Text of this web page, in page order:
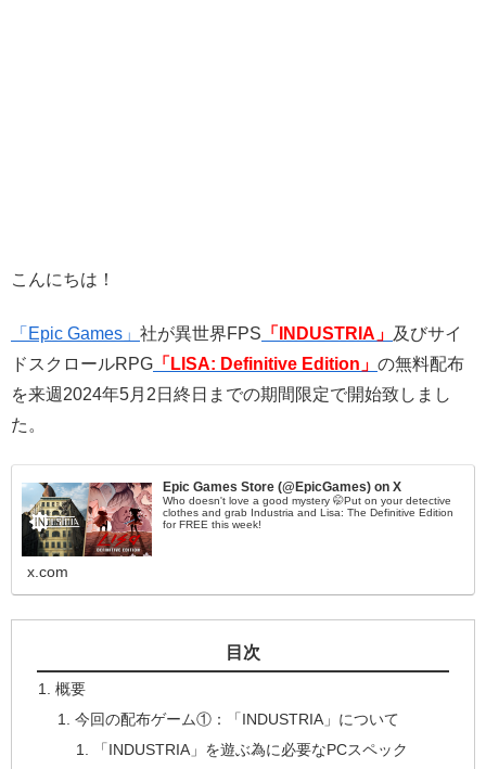
こんにちは！
「Epic Games」 社が異世界FPS 「INDUSTRIA」 及びサイ
ドスクロールRPG 「LISA: Definitive Edition 」 の無料配布
を来週2024年5月2日終日までの期間限定で開始致しまし
た。
Epic Games Store (@EpicGames) on X
Who doesn't love a good mystery 🤭Put on your detective
clothes and grab Industria and Lisa: The Definitive Edition
for FREE this week!
x.com
目次
概要
今回の配布ゲーム①：「INDUSTRIA」について
「INDUSTRIA」を遊ぶ為に必要なPCスペック